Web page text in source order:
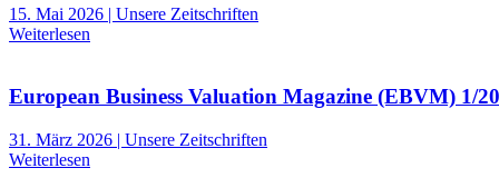
15. Mai 2026 | Unsere Zeitschriften
Weiterlesen
European Business Valuation Magazine (EBVM) 1/
31. März 2026 | Unsere Zeitschriften
Weiterlesen